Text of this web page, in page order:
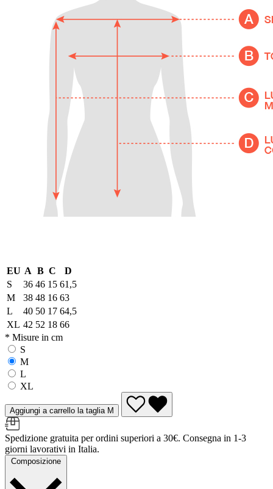
EU A B C
D
S
36 46 15 61,5
M
38 48 16 63
L
40 50 17 64,5
XL 42 52 18 66
* Misure in cm
S
M
L
XL
Aggiungi a carrello la taglia M
Spedizione gratuita per ordini superiori a 30€. Consegna in 1-3
giorni lavorativi in Italia.
Composizione